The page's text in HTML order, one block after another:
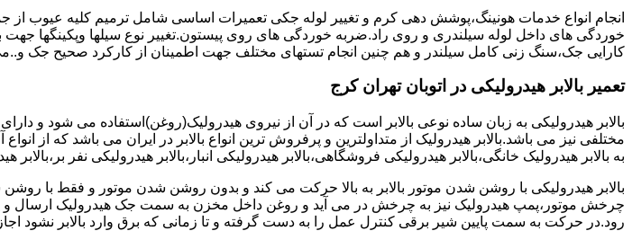
انجام انواع خدمات هونینگ،پوشش دهی کرم و تغییر لوله جکی تعمیرات اساسی شامل ترمیم کلیه عیوب از
خوردگی های داخل لوله سیلندری و روی راد.ضربه خوردگی های روی پیستون.تغییر نوع سیلها وپکینگها جهت
کارایی جک،سنگ زنی کامل سیلندر و هم چنین انجام تستهای مختلف جهت اطمینان از کارکرد صحیح جک
تعمیر بالابر هیدرولیکی در اتوبان تهران کرج
بالابر هیدرولیکی به زبان ساده نوعی بالابر است که در آن از نیروی هیدرولیک(روغن)استفاده می شود و دارای
مختلفی نیز می باشد.بالابر هیدرولیک از متداولترین و پرفروش ترین انواع بالابر در ایران می باشد که از
به بالابر هیدرولیک خانگی،بالابر هیدرولیکی فروشگاهی،بالابر هیدرولیکی انبار،بالابر هیدرولیکی نفر
بالابر هیدرولیکی با روشن شدن موتور بالابر به بالا حرکت می کند و بدون روشن شدن موتور و فقط با
چرخش موتور،پمپ هیدرولیک نیز به چرخش در می آید و روغن داخل مخزن به سمت جک هیدرولیک ارسال و
رود.در حرکت به سمت پایین شیر برقی کنترل عمل را به دست گرفته و تا زمانی که برق وارد بالابر نشود